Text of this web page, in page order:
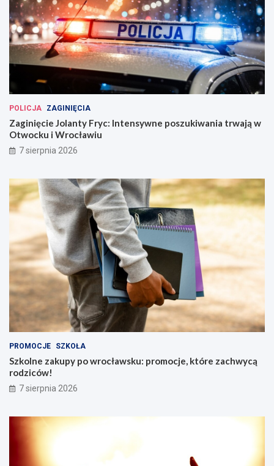
POLICJA ZAGINIĘCIA
Zaginięcie Jolanty Fryc: Intensywne poszukiwania trwają w
Otwocku i Wrocławiu
7 sierpnia 2026
PROMOCJE SZKOŁA
Szkolne zakupy po wrocławsku: promocje, które zachwycą
rodziców!
7 sierpnia 2026